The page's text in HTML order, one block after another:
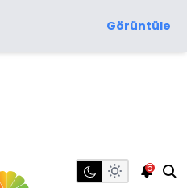
Görüntüle
5